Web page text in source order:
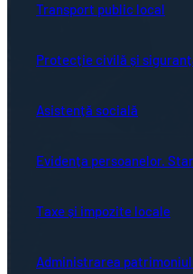
Transport public local
Protecție civilă și
Asistență socială
Evidența persoanelor.
Taxe și impozite locale
Administrarea